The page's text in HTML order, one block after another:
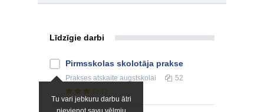
Līdzīgie darbi
Tu vari jebkuru darbu ātri
Pirmsskolas skolotāja prakse
Prakses atskaite augstskolai 52